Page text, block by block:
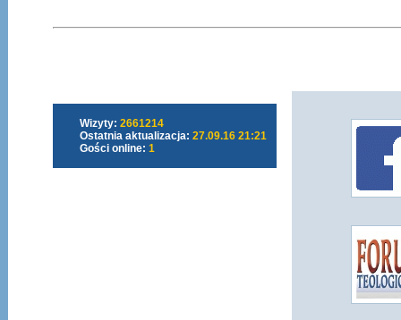
Wizyty: 2661214
Ostatnia aktualizacja: 27.09.16 21:21
Gości online: 1